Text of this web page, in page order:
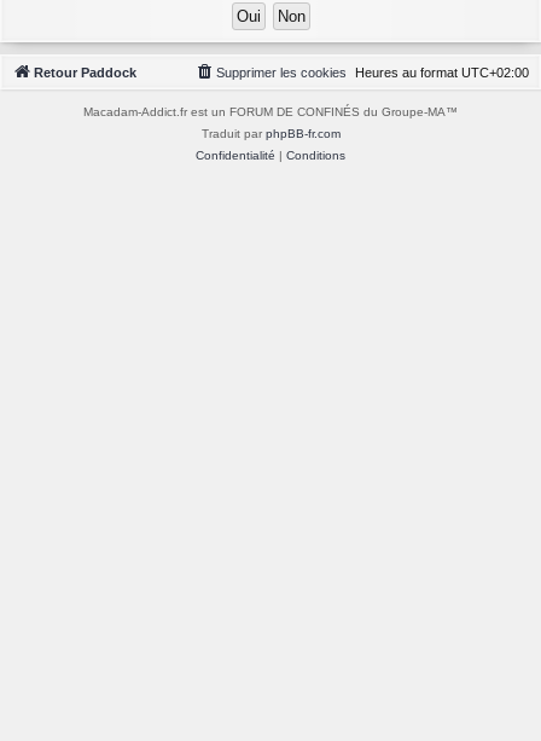
Retour Paddock Heures au format UTC+02:00
Supprimer les cookies
Macadam-Addict.fr est un FORUM DE CONFINÉS du Groupe-MA™
Traduit par phpBB-fr.com
Confidentialité | Conditions